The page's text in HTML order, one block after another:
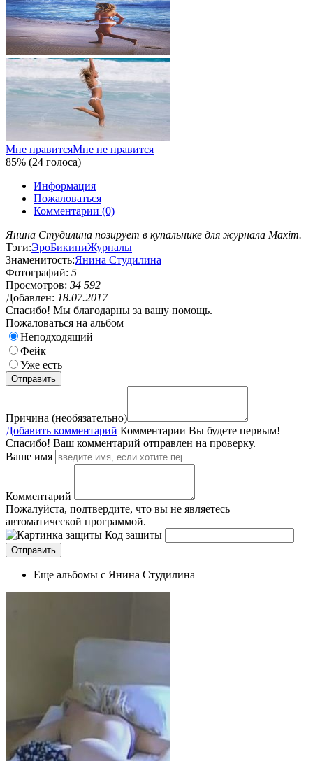
Мне нравитсяМне не нравится
85% (24 голоса)
Информация
Пожаловаться
Комментарии (0)
Янина Студилина позирует в купальнике для журнала Maxim.
Тэги:ЭроБикиниЖурналы
Знаменитость:Янина Студилина
Фотографий: 5
Просмотров: 34 592
Добавлен: 18.07.2017
Спасибо! Мы благодарны за вашу помощь.
Пожаловаться на альбом
Неподходящий
Фейк
Уже есть
Причина (необязательно)
Добавить комментарий Комментарии Вы будете первым!
Спасибо! Ваш комментарий отправлен на проверку.
Ваше имя
Комментарий
Пожалуйста, подтвердите, что вы не являетесь
автоматической программой.
Код защиты
Еще альбомы с Янина Студилина